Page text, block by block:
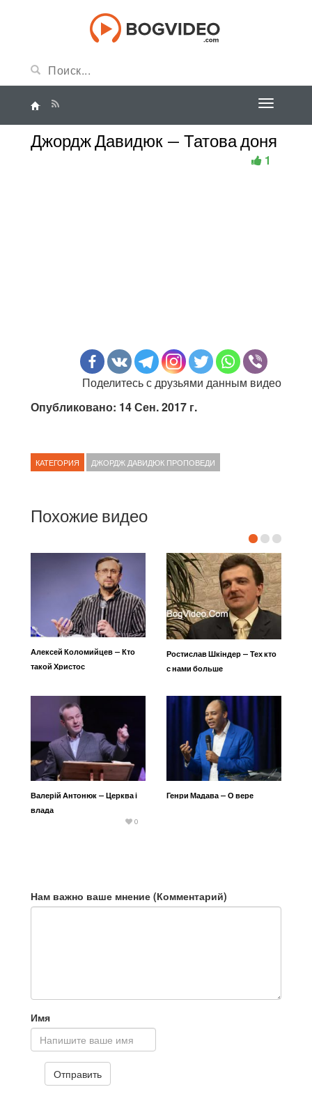
Джордж Давидюк — Татова доня
1
Поделитесь с друзьями данным видео
Опубликовано: 14 Сен. 2017 г.
КАТЕГОРИЯ ДЖОРДЖ ДАВИДЮК ПРОПОВЕДИ
Похожие видео
Алексей Коломийцев — Кто
такой Христос
Ростислав Шкіндер — Тех кто
с нами больше
Валерій Антонюк — Церква і
влада
0
Генри Мадава — О вере
Нам важно ваше мнение (Комментарий)
Имя